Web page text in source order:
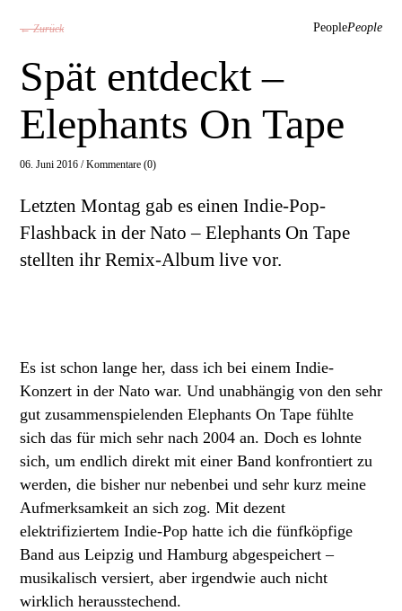
← Zurück PeoplePeople
Spät entdeckt –
Elephants On Tape
06. Juni 2016 /Kommentare (0)
Letzten Montag gab es einen Indie-Pop-
Flashback in der Nato – Elephants On Tape
stellten ihr Remix-Album live vor.
Es ist schon lange her, dass ich bei einem Indie-
Konzert in der Nato war. Und unabhängig von den sehr
gut zusammenspielenden Elephants On Tape fühlte
sich das für mich sehr nach 2004 an. Doch es lohnte
sich, um endlich direkt mit einer Band konfrontiert zu
werden, die bisher nur nebenbei und sehr kurz meine
Aufmerksamkeit an sich zog. Mit dezent
elektrifiziertem Indie-Pop hatte ich die fünfköpfige
Band aus Leipzig und Hamburg abgespeichert –
musikalisch versiert, aber irgendwie auch nicht
wirklich herausstechend.